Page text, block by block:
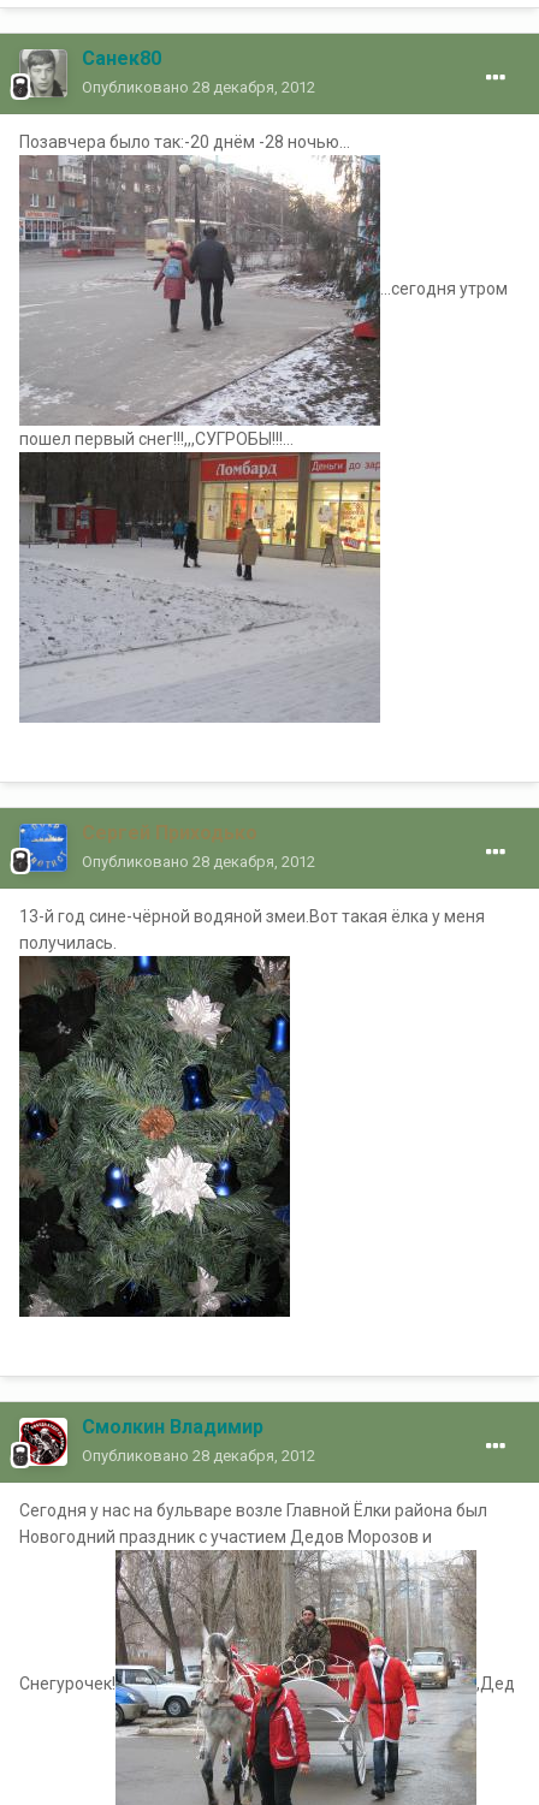
Санек80
Опубликовано 28 декабря, 2012
Позавчера было так:-20 днём -28 ночью...
...сегодня утром
пошел первый снег!!!,,,СУГРОБЫ!!!...
Сергей Приходько
Опубликовано 28 декабря, 2012
13-й год сине-чёрной водяной змеи.Вот такая ёлка у меня
получилась.
Смолкин Владимир
Опубликовано 28 декабря, 2012
Сегодня у нас на бульваре возле Главной Ёлки района был
Новогодний праздник с участием Дедов Морозов и
Снегурочек! ,Дед